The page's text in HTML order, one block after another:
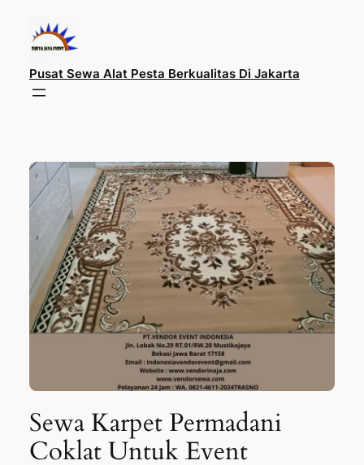
konten
Pusat Sewa Alat Pesta Berkualitas Di Jakarta
Sewa Karpet Permadani
Coklat Untuk Event